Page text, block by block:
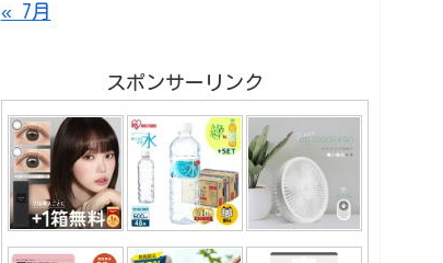
« 7月
スポンサーリンク